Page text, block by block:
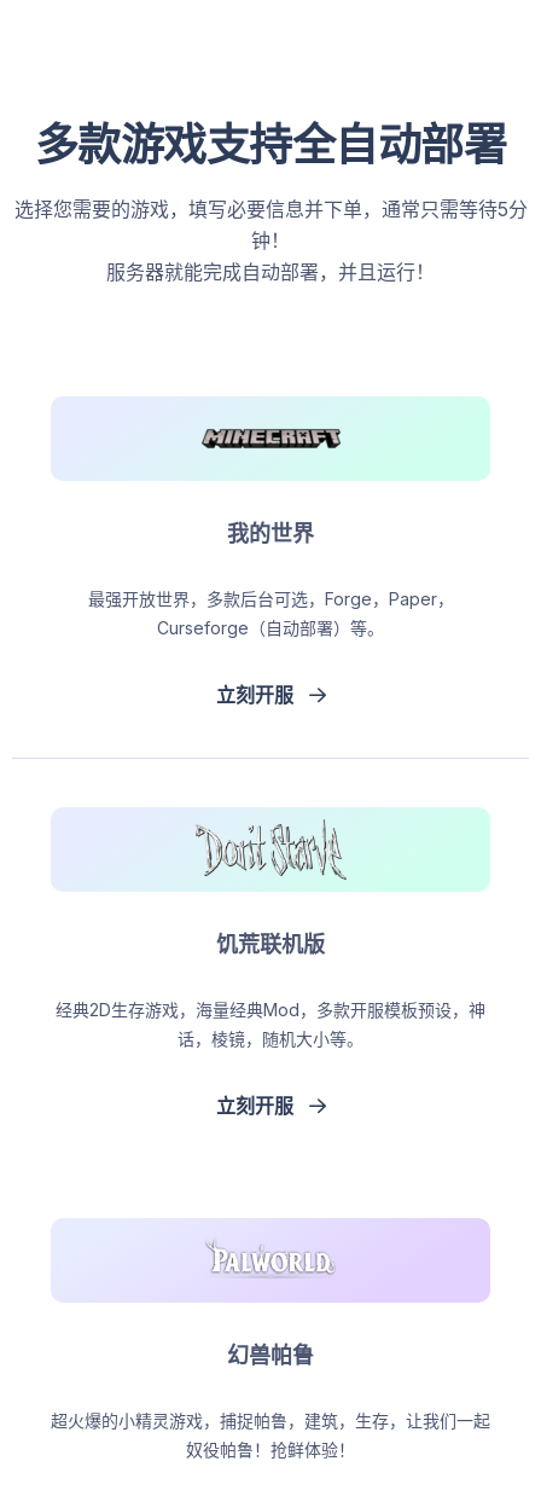
多款游戏支持全自动部署
选择您需要的游戏，填写必要信息并下单，通常只需等待5分
钟！
服务器就能完成自动部署，并且运行！
我的世界
最强开放世界，多款后台可选，Forge，Paper，
Curseforge（自动部署）等。
立刻开服
饥荒联机版
经典2D生存游戏，海量经典Mod，多款开服模板预设，神
话，棱镜，随机大小等。
立刻开服
幻兽帕鲁
超火爆的小精灵游戏，捕捉帕鲁，建筑，生存，让我们一起
奴役帕鲁！抢鲜体验！